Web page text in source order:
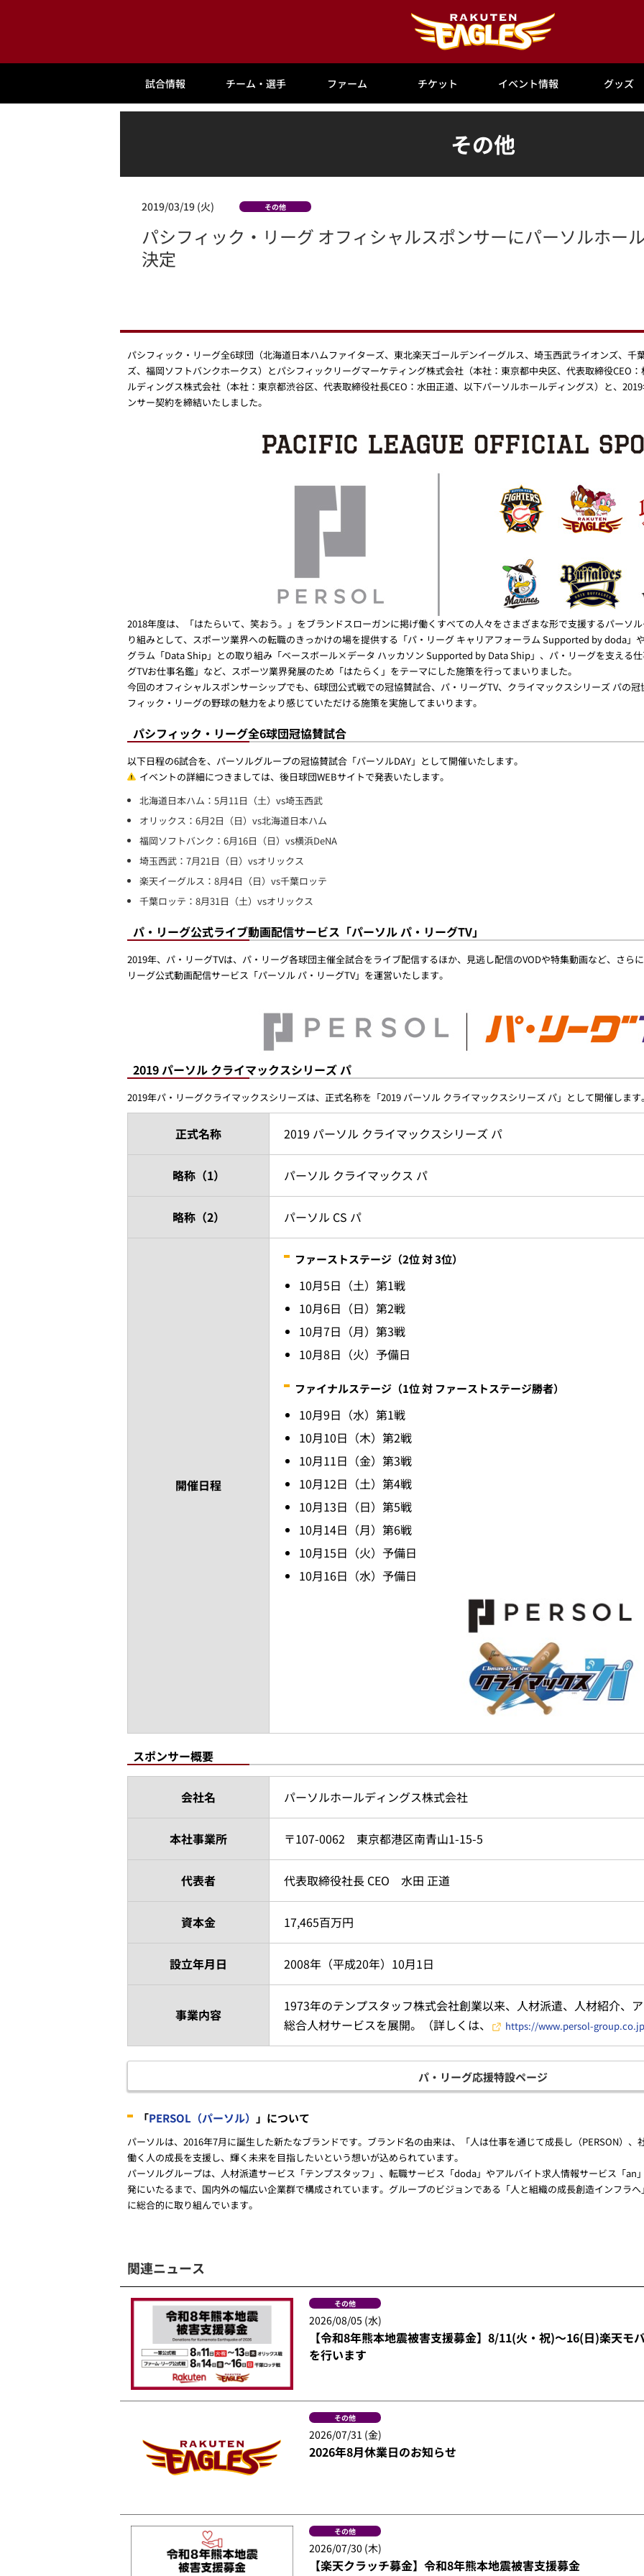
試合情報 チーム・選手 ファーム チケット イベント情報 グッズ
その他
2019/03/19 (火) その他
パシフィック・リーグ オフィシャルスポンサーにパーソルホー
決定
パシフィック・リーグ全6球団（北海道日本ハムファイターズ、東北楽天ゴールデンイーグルス、埼玉西武ライオンズ、千
ズ、福岡ソフトバンクホークス）とパシフィックリーグマーケティング株式会社（本社：東京都中央区、代表取締役CEO
ルディングス株式会社（本社：東京都渋谷区、代表取締役社長CEO：水田正道、以下パーソルホールディングス）と、
ンサー契約を締結いたしました。
2018年度は、「はたらいて、笑おう。」をブランドスローガンに掲げ働くすべての人々をさまざまな形で支援するパーソ
り組みとして、スポーツ業界への転職のきっかけの場を提供する「パ・リーグ キャリアフォーラム Supported by doda」
グラム「Data Ship」との取り組み「ベースボール×データ ハッカソン Supported by Data Ship」、パ・リーグを支える
グTVお仕事名鑑」など、スポーツ業界発展のため「はたらく」をテーマにした施策を行ってまいりました。
今回のオフィシャルスポンサーシップでも、6球団公式戦での冠協賛試合、パ・リーグTV、クライマックスシリーズ パの
フィック・リーグの野球の魅力をより感じていただける施策を実施してまいります。
パシフィック・リーグ全6球団冠協賛試合
以下日程の6試合を、パーソルグループの冠協賛試合「パーソルDAY」として開催いたします。
イベントの詳細につきましては、後日球団WEBサイトで発表いたします。
北海道日本ハム：5月11日（土）vs埼玉西武
オリックス：6月2日（日）vs北海道日本ハム
福岡ソフトバンク：6月16日（日）vs横浜DeNA
埼玉西武：7月21日（日）vsオリックス
楽天イーグルス：8月4日（日）vs千葉ロッテ
千葉ロッテ：8月31日（土）vsオリックス
パ・リーグ公式ライブ動画配信サービス「パーソル パ・リーグTV」
2019年、パ・リーグTVは、パ・リーグ各球団主催全試合をライブ配信するほか、見逃し配信のVODや特集動画など、さら
リーグ公式動画配信サービス「パーソル パ・リーグTV」を運営いたします。
2019 パーソル クライマックスシリーズ パ
2019年パ・リーグクライマックスシリーズは、正式名称を「2019 パーソル クライマックスシリーズ パ」として開催します
正式名称 2019 パーソル クライマックスシリーズ パ
略称（1） パーソル クライマックス パ
略称（2） パーソル CS パ
開催日程
ファーストステージ（2位 対 3位）
10月5日（土）第1戦
10月6日（日）第2戦
10月7日（月）第3戦
10月8日（火）予備日
ファイナルステージ（1位 対 ファーストステージ勝者）
10月9日（水）第1戦
10月10日（木）第2戦
10月11日（金）第3戦
10月12日（土）第4戦
10月13日（日）第5戦
10月14日（月）第6戦
10月15日（火）予備日
10月16日（水）予備日
スポンサー概要
会社名 パーソルホールディングス株式会社
本社事業所 〒107-0062 東京都港区南青山1-15-5
代表者 代表取締役社長 CEO 水田 正道
資本金 17,465百万円
設立年月日 2008年（平成20年）10月1日
事業内容
1973年のテンプスタッフ株式会社創業以来、人材派遣、人材紹介、
総合人材サービスを展開。（詳しくは、
https://www.persol-
パ・リーグ応援特設ページ
「PERSOL（パーソル） 」について
パーソルは、2016年7月に誕生した新たなブランドです。ブランド名の由来は、「人は仕事を通じて成長し（PERSON）
働く人の成長を支援し、輝く未来を目指したいという想いが込められています。
パーソルグループは、人材派遣サービス「テンプスタッフ」、転職サービス「doda」やアルバイト求人情報サービス「an
発にいたるまで、国内外の幅広い企業群で構成されています。グループのビジョンである「人と組織の成長創造インフラ
に総合的に取り組んでいます。
関連ニュース
その他
2026/08/05 (水)
【令和8年熊本地震被害支援募金】8/11(火・祝)～16(日)楽天モ
を行います
その他
2026/07/31 (金)
2026年8月休業日のお知らせ
その他
2026/07/30 (木)
【楽天クラッチ募金】令和8年熊本地震被害支援募金